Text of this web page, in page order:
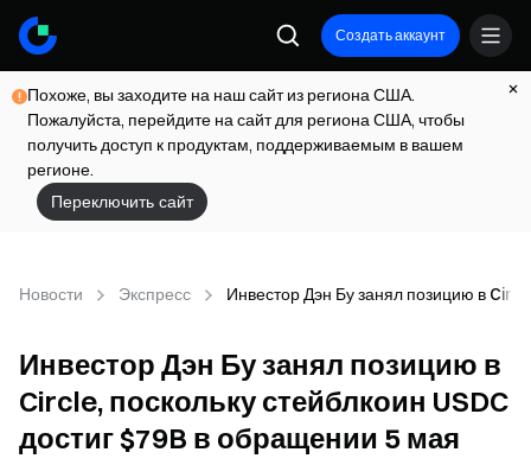
Создать аккаунт
Похоже, вы заходите на наш сайт из региона США.
Пожалуйста, перейдите на сайт для региона США, чтобы
получить доступ к продуктам, поддерживаемым в вашем
регионе.
Переключить сайт
Новости Экспресс Инвестор Дэн Бу занял позицию в
Инвестор Дэн Бу занял позицию в
Circle, поскольку стейблкоин USDC
достиг $79B в обращении 5 мая